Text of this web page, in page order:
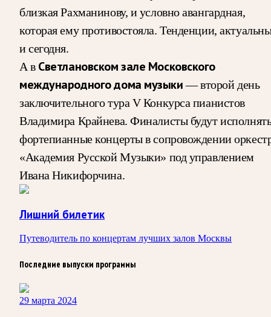
близкая Рахманинову, и условно авангардная,
которая ему противостояла. Тенденции,
и сегодня.
А в Светлановском зале Московского
международного дома музыки— второй день
заключительного тура V Конкурса пианистов
Владимира Крайнева. Финалисты будут
фортепианные концерты в сопровождении
«Академия Русской Музыки» под управлением
Ивана Никифорчина.
Лишний билетик
Путеводитель по концертам лучших залов Москвы
Последние выпуски программы
29 марта 2024